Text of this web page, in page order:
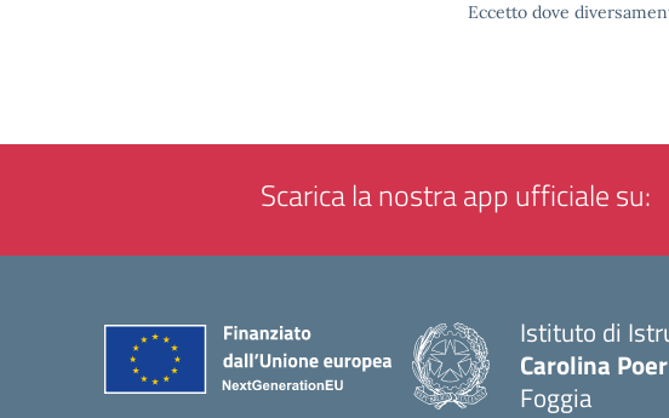
Eccetto dove
Scarica la nostra app ufficiale su:
Istituto di
Carolina
Foggia